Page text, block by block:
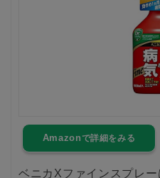
Amazon
ベニカXファインスプレ